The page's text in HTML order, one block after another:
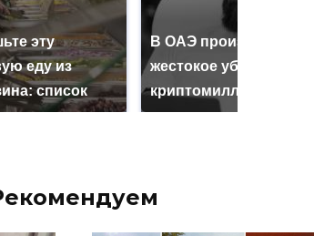
эту
еду из
список
В ОАЭ произошло
жестокое убийство
криптомиллионера